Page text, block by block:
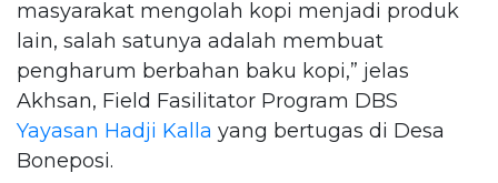
masyarakat mengolah kopi menjadi produk
lain, salah satunya adalah membuat
pengharum berbahan baku kopi,” jelas
Akhsan, Field Fasilitator Program DBS
Yayasan Hadji Kalla yang bertugas di Desa
Boneposi.